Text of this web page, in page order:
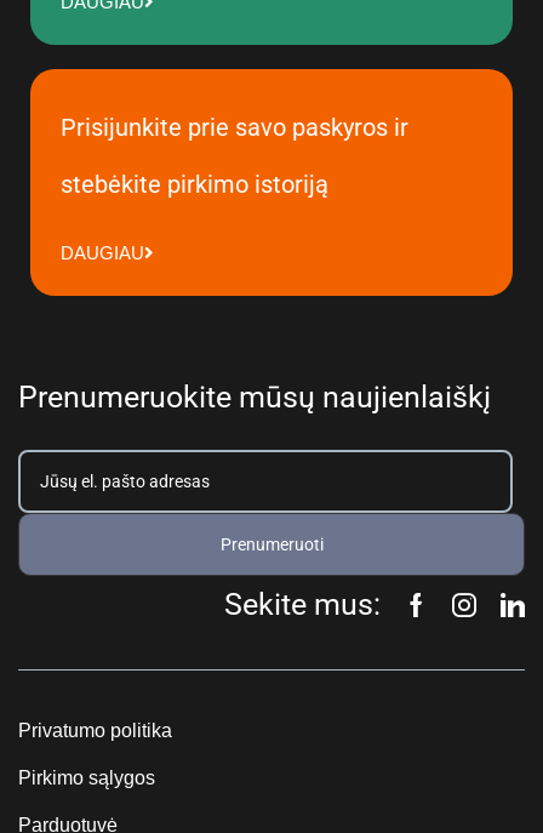
Prisijunkite prie savo paskyros ir
stebėkite pirkimo istoriją
DAUGIAU
Prenumeruokite mūsų naujienlaiškį
Prenumeruoti
Sekite mus:
Privatumo politika
Pirkimo sąlygos
Parduotuvė